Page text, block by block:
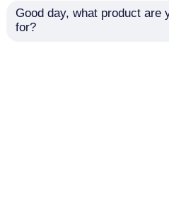
Good day, what product are
for?